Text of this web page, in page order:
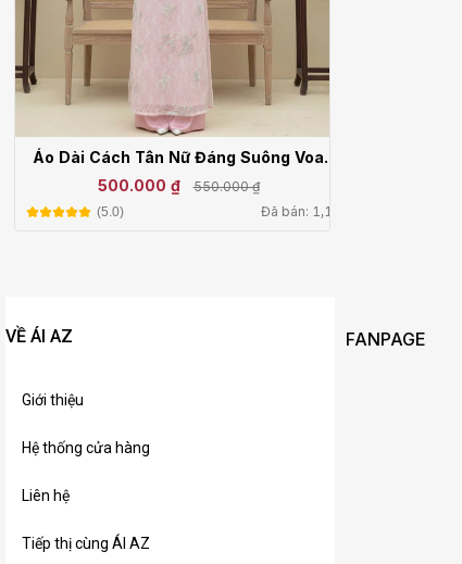
Áo Dài Cách Tân Nữ Đáng Suông Voan
Thêu Mặc Tết CT26-01
500.000 ₫ 550.000 ₫
(5.0) Đã bán: 1,1k
FANPAGE
Giới thiệu
VỀ ÁI AZ
Hệ thống cửa hàng
Liên hệ
Tiếp thị cùng ÁI AZ